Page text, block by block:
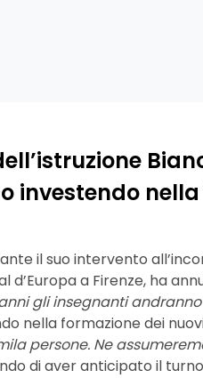
investendo
il suo intervento
a Firenze, ha
gli insegnanti
nella formazione dei
persone. Ne
di aver anticipato il